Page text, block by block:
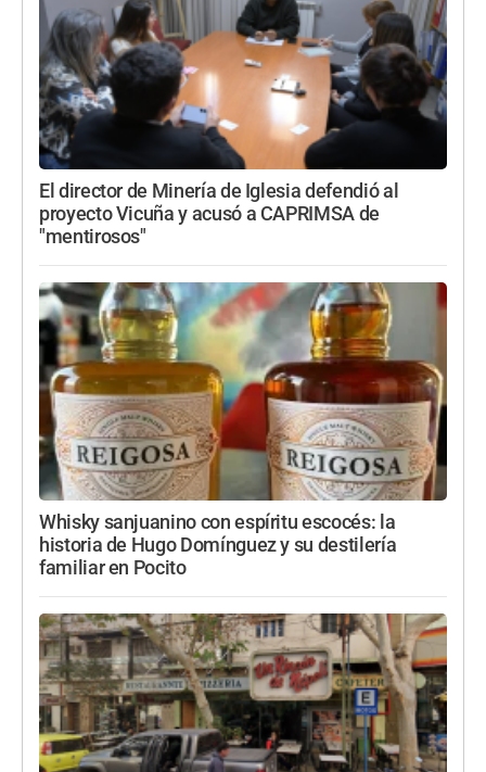
El director de Minería de Iglesia defendió al
proyecto Vicuña y acusó a CAPRIMSA de
"mentirosos"
Whisky sanjuanino con espíritu escocés: la
historia de Hugo Domínguez y su destilería
familiar en Pocito